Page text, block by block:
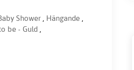
Shower , Hängande ,
be - Guld ,